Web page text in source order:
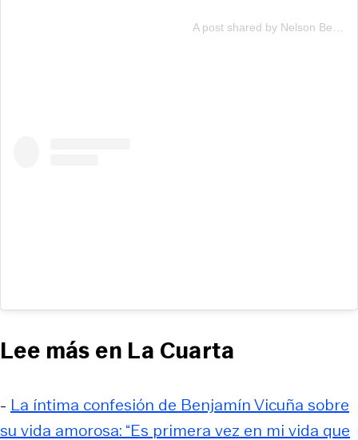
Lee más en La Cuarta
- La íntima confesión de Benjamín Vicuña sobre
su vida amorosa: “Es primera vez en mi vida que